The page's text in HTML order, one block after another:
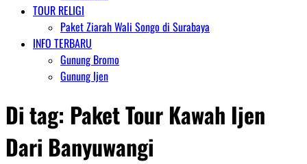
TOUR RELIGI
Paket Ziarah Wali Songo di Surabaya
INFO TERBARU
Gunung Bromo
Gunung Ijen
Di tag: Paket Tour Kawah Ijen
Dari Banyuwangi